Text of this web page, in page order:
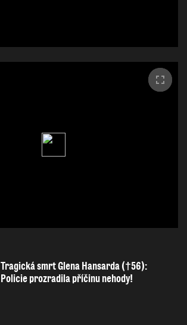
Tragická smrt Glena Hansarda (†56):
Policie prozradila příčinu nehody!